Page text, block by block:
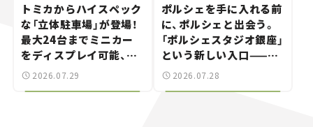
トミカからハイスペック
な「立体駐車場」が登場！
最大24台までミニカー
をディスプレイ可能、特
別な「日産 GT-R
2026.07.29
ポルシェを手に入れる前
に、ポルシェと出会う。
「ポルシェスタジオ銀座」
という新しい入口——連
載｜CCGとクルマでどう
2026.07.28